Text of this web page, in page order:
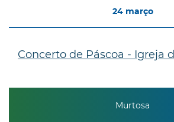
24 março
Concerto de Páscoa - Igreja
Murtosa